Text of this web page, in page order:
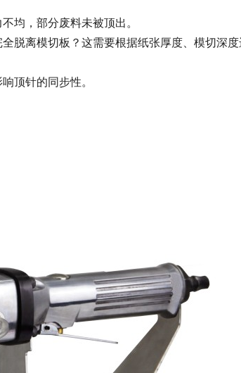
均，部分废料未被顶出。
脱离模切板？这需要根据纸张厚度、模切深
顶针的同步性。